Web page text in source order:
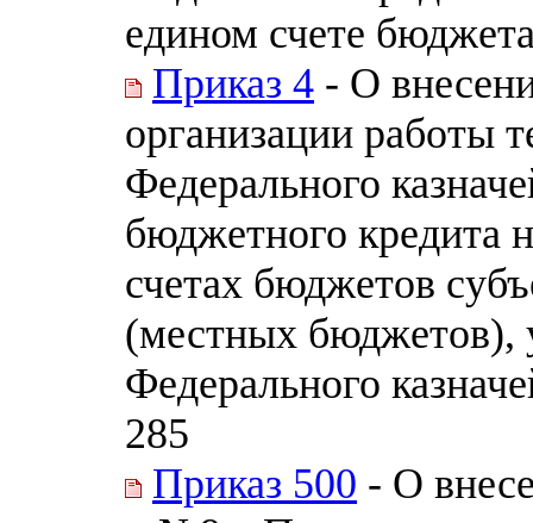
едином счете
Приказ 4 - О
организации работы
Федерального
бюджетного кредита
счетах бюджетов
(местных бюджетов),
Федерального
285
Приказ 500 - О